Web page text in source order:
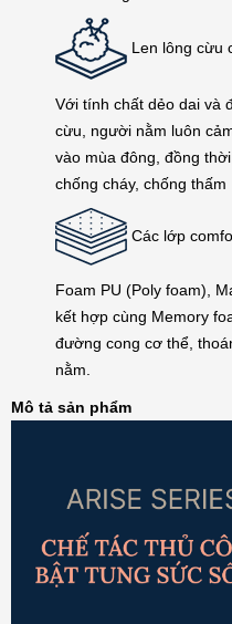
Len lông cừu
Với tính chất dẻo dai và
cừu, người nằm luôn
vào mùa đông, đồng
chống cháy, chống thấm
Các lớp
Foam PU (Poly foam),
kết hợp cùng Memory
đường cong cơ thể,
nằm.
Mô tả sản phẩm